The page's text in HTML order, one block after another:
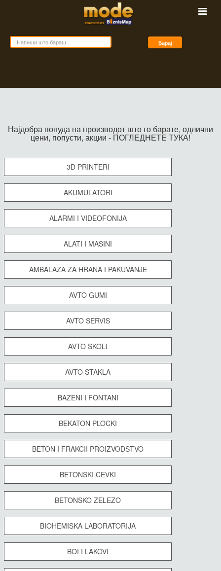
Барај
Најдобра понуда на производот што го барате, одлични
цени, попусти, акции - ПОГЛЕДНЕТЕ ТУКА!
3D PRINTERI
AKUMULATORI
ALARMI I VIDEOFONIJA
ALATI I MASINI
AMBALAZA ZA HRANA I PAKUVANJE
AVTO GUMI
AVTO SERVIS
AVTO SKOLI
AVTO STAKLA
BAZENI I FONTANI
BEKATON PLOCKI
BETON I FRAKCII PROIZVODSTVO
BETONSKI CEVKI
BETONSKO ZELEZO
BIOHEMISKA LABORATORIJA
BOI I LAKOVI